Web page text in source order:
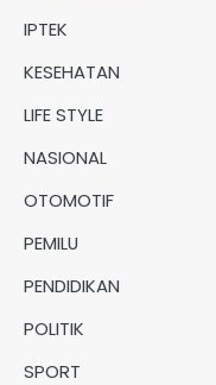
IPTEK
KESEHATAN
LIFE STYLE
NASIONAL
OTOMOTIF
PEMILU
PENDIDIKAN
POLITIK
SPORT